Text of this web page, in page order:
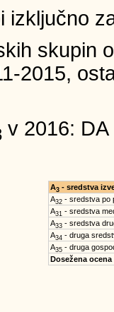
izključno
skupin
2015,
v 2016: DA
A3- sredstva
A32- sredstva po
A31 - sredstva
A33- sredstva
A34 - druga
A35- druga
Dosežena ocena